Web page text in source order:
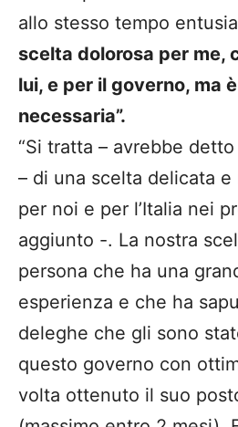
allo stesso tempo
scelta dolorosa per me,
lui, e per il governo, ma
necessaria”.
“Si tratta – avrebbe
– di una scelta delicata
per noi e per l’Italia nei
aggiunto -. La nostra
persona che ha una
esperienza e che ha
deleghe che gli sono
questo governo con
volta ottenuto il suo